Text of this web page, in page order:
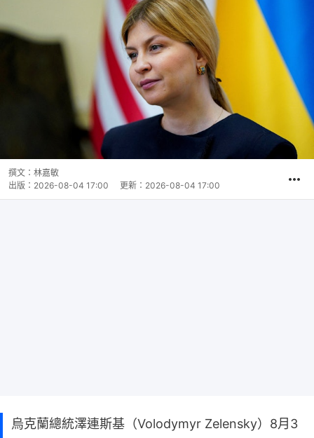
撰文： 林嘉敏
出版： 2026-08-04 17:00 更新： 2026-08-04 17:00
烏克蘭總統澤連斯基（Volodymyr Zelensky）8月3